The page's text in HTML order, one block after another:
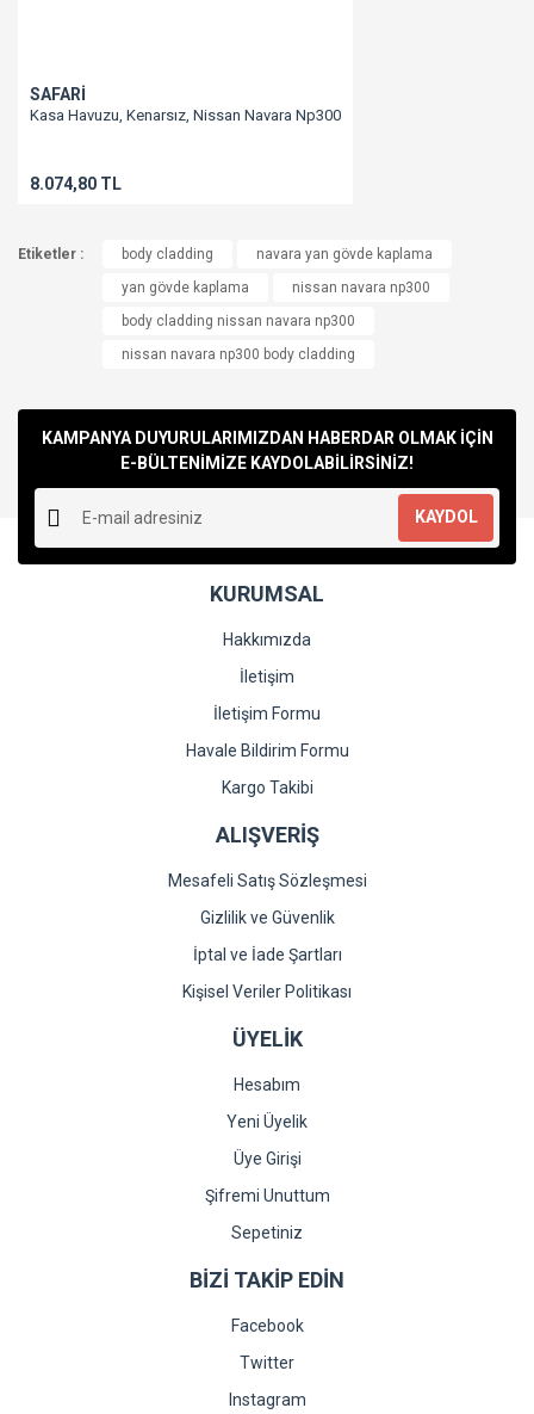
SAFARİ
Kasa Havuzu, Kenarsız, Nissan Navara Np300
8.074,80 TL
Etiketler : body cladding
navara yan gövde kaplama
yan gövde kaplama
nissan navara np300
body cladding nissan navara np300
nissan navara np300 body cladding
KAMPANYA DUYURULARIMIZDAN HABERDAR OLMAK İÇİN
E-BÜLTENİMİZE KAYDOLABİLİRSİNİZ!
KAYDOL
KURUMSAL
Hakkımızda
İletişim
İletişim Formu
Havale Bildirim Formu
Kargo Takibi
ALIŞVERİŞ
Mesafeli Satış Sözleşmesi
Gizlilik ve Güvenlik
İptal ve İade Şartları
Kişisel Veriler Politikası
ÜYELİK
Hesabım
Yeni Üyelik
Üye Girişi
Şifremi Unuttum
Sepetiniz
BİZİ TAKİP EDİN
Facebook
Twitter
Instagram